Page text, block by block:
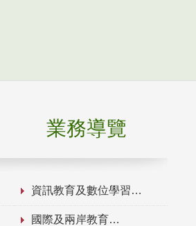
業務導覽
資訊教育及數位學習
國際及兩岸教育